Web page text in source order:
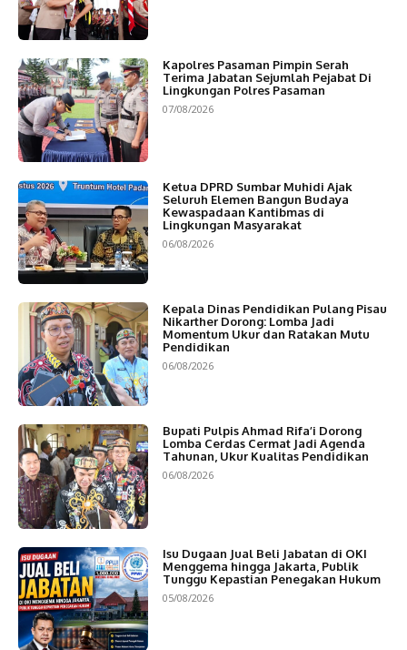
Kapolres Pasaman Pimpin Serah
Terima Jabatan Sejumlah Pejabat Di
Lingkungan Polres Pasaman
07/08/2026
Ketua DPRD Sumbar Muhidi Ajak
Seluruh Elemen Bangun Budaya
Kewaspadaan Kantibmas di
Lingkungan Masyarakat
06/08/2026
Kepala Dinas Pendidikan Pulang Pisau
Nikarther Dorong: Lomba Jadi
Momentum Ukur dan Ratakan Mutu
Pendidikan
06/08/2026
Bupati Pulpis Ahmad Rifa’i Dorong
Lomba Cerdas Cermat Jadi Agenda
Tahunan, Ukur Kualitas Pendidikan
06/08/2026
Isu Dugaan Jual Beli Jabatan di OKI
Menggema hingga Jakarta, Publik
Tunggu Kepastian Penegakan Hukum
05/08/2026